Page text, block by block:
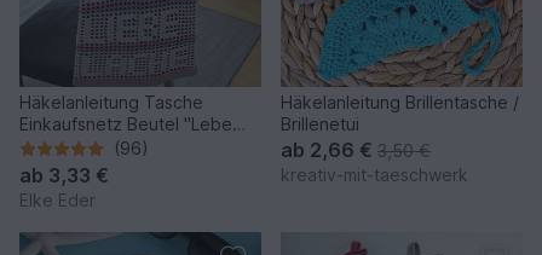
Häkelanleitung Tasche
Einkaufsnetz Beutel "Lebe
Liebe Lache" PDF
(96)
ab 3,33 €
Elke Eder
Häkelanleitung Brillentasche /
Brillenetui
ab 2,66 € 3,50 €
kreativ-mit-taeschwerk